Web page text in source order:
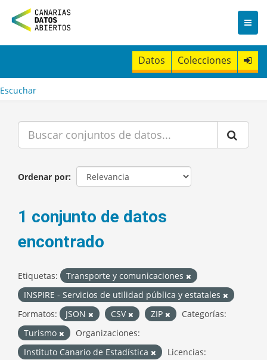
n
t
Datos Colecciones
Escuchar
Ordenar por
1 conjunto de datos
encontrado
Etiquetas:
Transporte y comunicaciones
INSPIRE - Servicios de utilidad pública y estatales
Formatos:
JSON CSV ZIP
Categorías:
Turismo
Organizaciones:
Instituto Canario de Estadística
Licencias: